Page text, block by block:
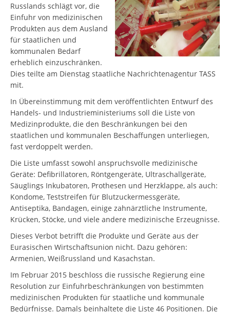
Russlands schlägt vor, die
Einfuhr von medizinischen
Produkten aus dem Ausland
für staatlichen und
kommunalen Bedarf
erheblich einzuschränken.
Dies teilte am Dienstag staatliche Nachrichtenagentur TASS
mit.
In Übereinstimmung mit dem veröffentlichten Entwurf des
Handels- und Industrieministeriums soll die Liste von
Medizinprodukte, die den Beschränkungen bei den
staatlichen und kommunalen Beschaffungen unterliegen,
fast verdoppelt werden.
Die Liste umfasst sowohl anspruchsvolle medizinische
Geräte: Defibrillatoren, Röntgengeräte, Ultraschallgeräte,
Säuglings Inkubatoren, Prothesen und Herzklappe, als auch:
Kondome, Teststreifen für Blutzuckermessgeräte,
Antiseptika, Bandagen, einige zahnärztliche Instrumente,
Krücken, Stöcke, und viele andere medizinische Erzeugnisse.
Dieses Verbot betrifft die Produkte und Geräte aus der
Eurasischen Wirtschaftsunion nicht. Dazu gehören:
Armenien, Weißrussland und Kasachstan.
Im Februar 2015 beschloss die russische Regierung eine
Resolution zur Einfuhrbeschränkungen von bestimmten
medizinischen Produkten für staatliche und kommunale
Bedürfnisse. Damals beinhaltete die Liste 46 Positionen. Die